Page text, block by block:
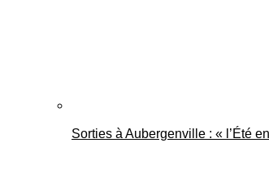
Sorties à Aubergenville : « l’Été